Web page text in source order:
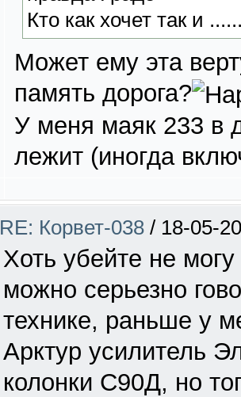
Кто как хочет так и
Может ему эта
память дорога?
У меня маяк 233 в
лежит (иногда
RE: Корвет-038 / 18-05-
Хоть убейте не
можно серьезно
технике, раньше у
Арктур усилитель
колонки С90Д, но